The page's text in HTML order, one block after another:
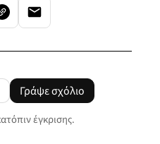
Γράψε σχόλιο
έγκρισης.